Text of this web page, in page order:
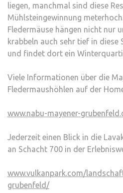
liegen, manchmal sind diese
Mühlsteingewinnung
Fledermäuse hängen nicht nur
krabbeln auch sehr tief in diese
und findet dort ein
Viele Informationen über die
Fledermaushöhlen auf der
www.nabu-mayener-
Jederzeit einen Blick in die
an Schacht 700 in der
www.vulkanpark.com/
grubenfeld/